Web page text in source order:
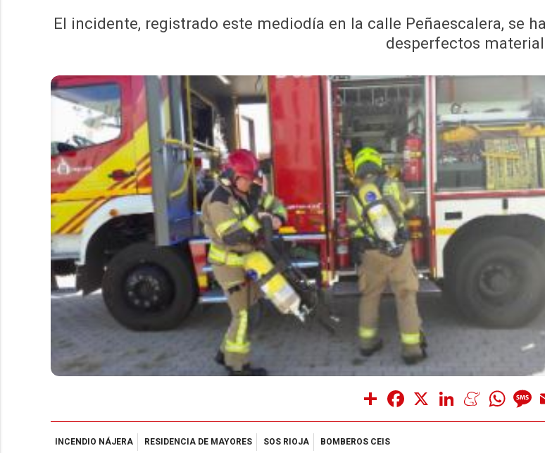
El incidente, registrado este mediodía en la calle Peñaescalera, se
desperfectos
Share Facebook LinkedInMeneame
INCENDIO NÁJERA RESIDENCIA DE MAYORES SOS RIOJA BOMBEROS CEIS